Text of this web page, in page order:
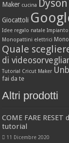
Maker cucina Dyson
Giocattoli
Idee regalo natale
Monopattini elettrici
Quale
di
Tutorial Cricut Maker
fai da te
Altri prodotti
COME FARE
tutorial
11 Dicembre 2020